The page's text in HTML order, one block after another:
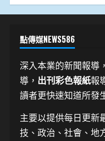
點傳媒NEWS586
深入本業的新聞報導
導， 出刊彩色報紙報
讀者更快速知道所發
主要以提供每日更新
技、 政治、社會、地